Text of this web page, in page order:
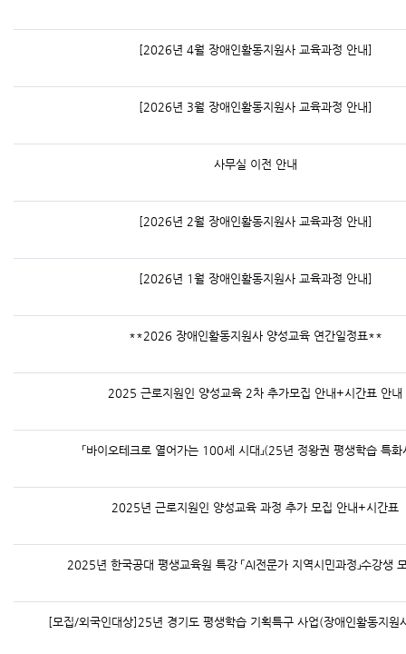
[2026년 4월 장애인활동지원사 교육과정 안내]
[2026년 3월 장애인활동지원사 교육과정 안내]
사무실 이전 안내
[2026년 2월 장애인활동지원사 교육과정 안내]
[2026년 1월 장애인활동지원사 교육과정 안내]
**2026 장애인활동지원사 양성교육 연간일정표**
2025 근로지원인 양성교육 2차 추가모집 안내+시간표 안내
「바이오테크로 열어가는 100세 시대」(25년 정왕권 평생학습 특화
2025년 근로지원인 양성교육 과정 추가 모집 안내+시간표
2025년 한국공대 평생교육원 특강 「AI전문가 지역시민과정」수강생
[모집/외국인대상]25년 경기도 평생학습 기획특구 사업(장애인활동지원